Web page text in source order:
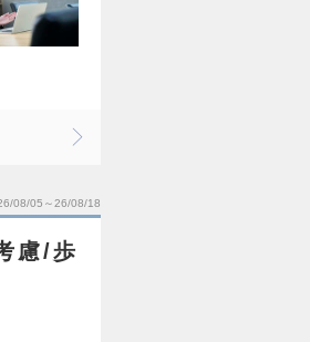
08/05～26/08/18
慮/歩